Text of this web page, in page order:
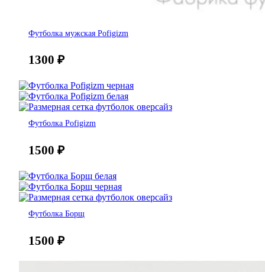
Футболка мужская Pofigizm
1300 ₽
Футболка Pofigizm
1500 ₽
Футболка Борщ
1500 ₽